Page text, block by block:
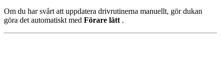
Om du har svårt att uppdatera drivrutinerna manuellt, gör dukan
göra det automatiskt med Förare lätt .